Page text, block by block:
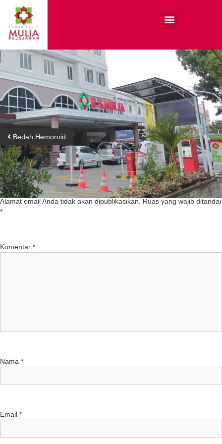
Bedah Hemoroid
Tinggalkan Balasan
Alamat email Anda tidak akan dipublikasikan.
Ruas yang wajib ditandai
*
Komentar *
Nama *
Email *